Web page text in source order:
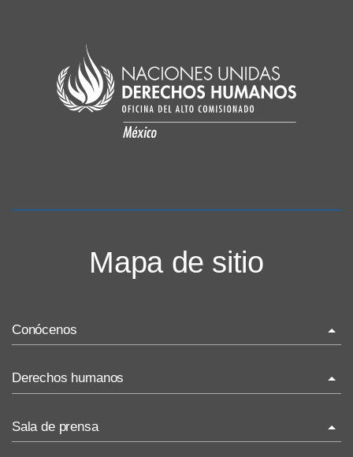
Mapa de sitio
Conócenos
La ONU-DH en México
Vacantes ONU-DH México
Derechos humanos
Temas de Derechos Humanos
Sala de prensa